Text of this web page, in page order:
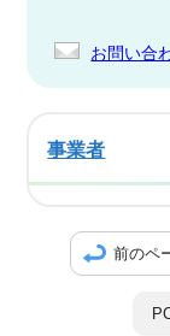
お問い合
事業者
前のペ